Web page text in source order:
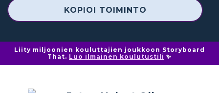
KOPIOI TOIMINTO
Liity miljoonien kouluttajien joukkoon Storyboard
That. Luo ilmainen koulutustili ✨